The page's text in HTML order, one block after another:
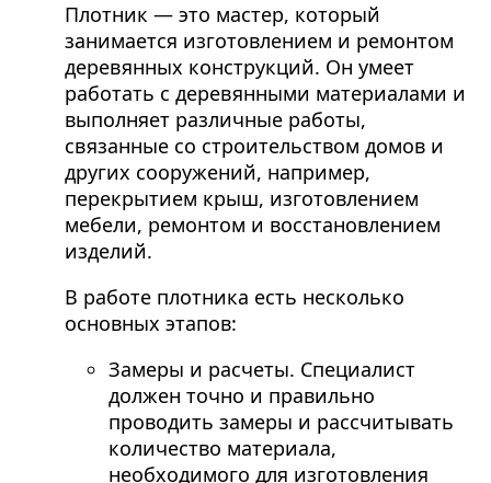
Плотник — это мастер, который
занимается изготовлением и ремонтом
деревянных конструкций. Он умеет
работать с деревянными материалами и
выполняет различные работы,
связанные со строительством домов и
других сооружений, например,
перекрытием крыш, изготовлением
мебели, ремонтом и восстановлением
изделий.
В работе плотника есть несколько
основных этапов:
Замеры и расчеты. Специалист
должен точно и правильно
проводить замеры и рассчитывать
количество материала,
необходимого для изготовления